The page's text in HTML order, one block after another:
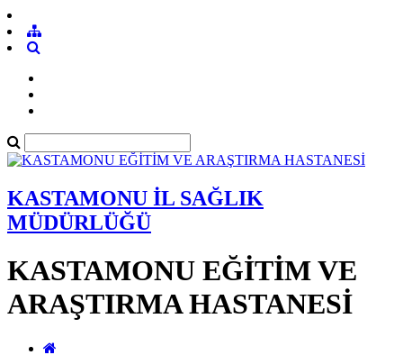
KASTAMONU İL SAĞLIK
MÜDÜRLÜĞÜ
KASTAMONU EĞİTİM VE
ARAŞTIRMA HASTANESİ